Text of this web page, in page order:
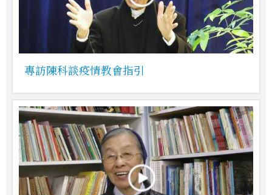
專訪陳科談疫情教會指引